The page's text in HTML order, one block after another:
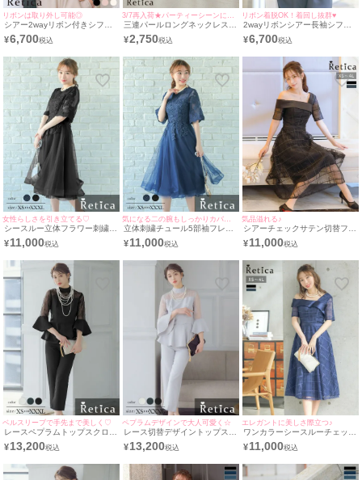
リボンは取り外し可能◎
シアー2wayリボン付きシフォ
ンブラウス [Retica/レティカ]
¥6,700
三連パールロングネックレス
[Retica/レティカ]
¥2,750
リボン着脱OK！着回し抜群♥
2wayリボンシアー長袖シフォ
ンブラウス [Retica/レティカ]
¥6,700
女性らしさを引き立てる♡
シースルー立体フラワー刺繍チ
ュール5部袖フレア膝下結婚式
パーティードレス [Retica/レテ
¥11,000
気になる二の腕もしっかりカバー◎
立体刺繍チュール5部袖フレア
膝下シースルー結婚式パーティ
ードレス [Retica/レティカ]
¥11,000
気品溢れる♪
シアーチェックサテン切替フレ
ア5部袖膝下ワンショルダー結
婚式パーティードレス [Retica/
¥11,000
ベルスリーブで手先まで美しく♡
レースペプラムトップスクロッ
プドパンツベルスリーブ結婚式
パーティードレス [Retica/レテ
¥13,200
ペプラムデザインで大人可愛く☆
レース切替デザイントップスク
ロップドパンツベルスリーブ結
婚式パーティードレス [Retica/
¥13,200
エレガントに美しさ際立つ♪
ワンカラーシースルーチェック
5部袖フレア膝下ワンショルダ
ー結婚式パーティードレス
¥11,000